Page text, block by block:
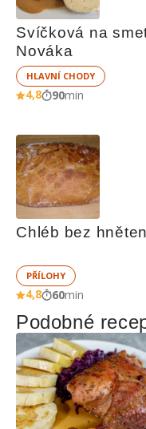
Svíčková na
Nováka
HLAVNÍ CHODY
4,8 90min
Chléb bez
PŘÍLOHY
4,8 60min
Podobné